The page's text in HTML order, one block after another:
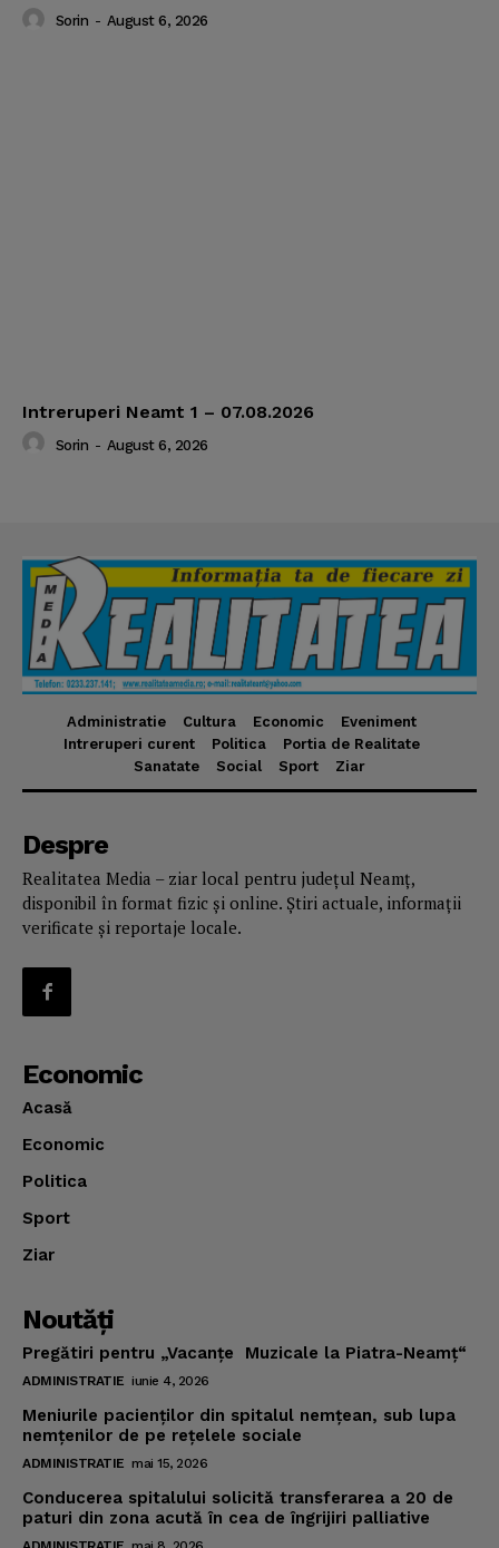
Sorin - August 6, 2026
Intreruperi Neamt 1 – 07.08.2026
Sorin - August 6, 2026
Administratie Cultura Economic
Eveniment
Intreruperi curent
Politica
Portia de Realitate
Sanatate
Social Sport Ziar
Despre
Realitatea Media – ziar local pentru județul Neamț,
disponibil în format fizic și online. Știri actuale, informații
verificate și reportaje locale.
Economic
Acasă
Economic
Politica
Sport
Ziar
Noutăţi
Pregătiri pentru „Vacanţe Muzicale la Piatra-Neamţ“
ADMINISTRATIE iunie 4, 2026
Meniurile pacienţilor din spitalul nemţean, sub lupa
nemţenilor de pe reţelele sociale
ADMINISTRATIE mai 15, 2026
Conducerea spitalului solicită transferarea a 20 de
paturi din zona acută în cea de îngrijiri palliative